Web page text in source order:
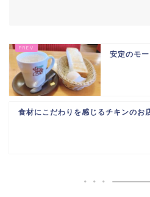
安定のモ
食材にこだわりを感じるチキンのお